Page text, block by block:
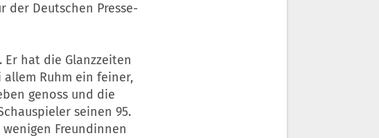
der Deutschen Presse-
hat die Glanzzeiten
Ruhm ein feiner,
genoss und die
seinen 95.
Freundinnen